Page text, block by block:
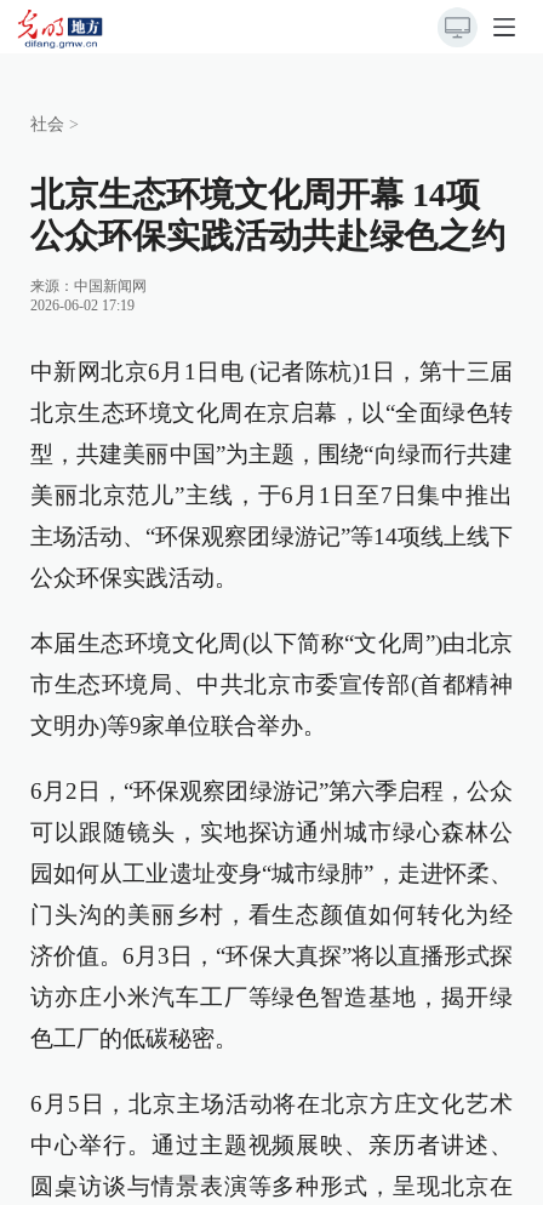
社会 >
北京生态环境文化周开幕 14项
公众环保实践活动共赴绿色之约
来源： 中国新闻网
2026-06-02 17:19
中新网北京6月1日电 (记者陈杭)1日，第十三届
北京生态环境文化周在京启幕，以“全面绿色转
型，共建美丽中国”为主题，围绕“向绿而行共建
美丽北京范儿”主线，于6月1日至7日集中推出
主场活动、“环保观察团绿游记”等14项线上线下
公众环保实践活动。
本届生态环境文化周(以下简称“文化周”)由北京
市生态环境局、中共北京市委宣传部(首都精神
文明办)等9家单位联合举办。
6月2日，“环保观察团绿游记”第六季启程，公众
可以跟随镜头，实地探访通州城市绿心森林公
园如何从工业遗址变身“城市绿肺”，走进怀柔、
门头沟的美丽乡村，看生态颜值如何转化为经
济价值。6月3日，“环保大真探”将以直播形式探
访亦庄小米汽车工厂等绿色智造基地，揭开绿
色工厂的低碳秘密。
6月5日，北京主场活动将在北京方庄文化艺术
中心举行。通过主题视频展映、亲历者讲述、
圆桌访谈与情景表演等多种形式，呈现北京在